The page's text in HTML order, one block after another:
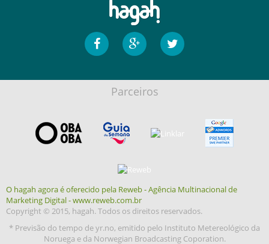
Parceiros
O hagah agora é oferecido pela Reweb - Agência Multinacional de
Marketing Digital - www.reweb.com.br
Copyright © 2015, hagah. Todos os direitos reservados.
* Previsão do tempo de yr.no, emitido pelo Instituto Metereológico da
Noruega e da Norwegian Broadcasting Coporation.